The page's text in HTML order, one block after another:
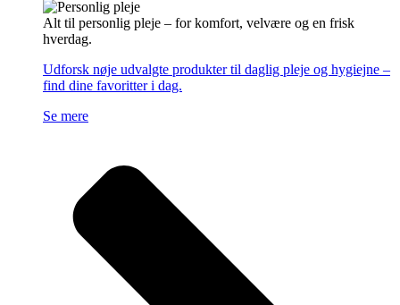
Alt til personlig pleje – for komfort, velvære og en frisk
hverdag.
Udforsk nøje udvalgte produkter til daglig pleje og hygiejne –
find dine favoritter i dag.
Se mere